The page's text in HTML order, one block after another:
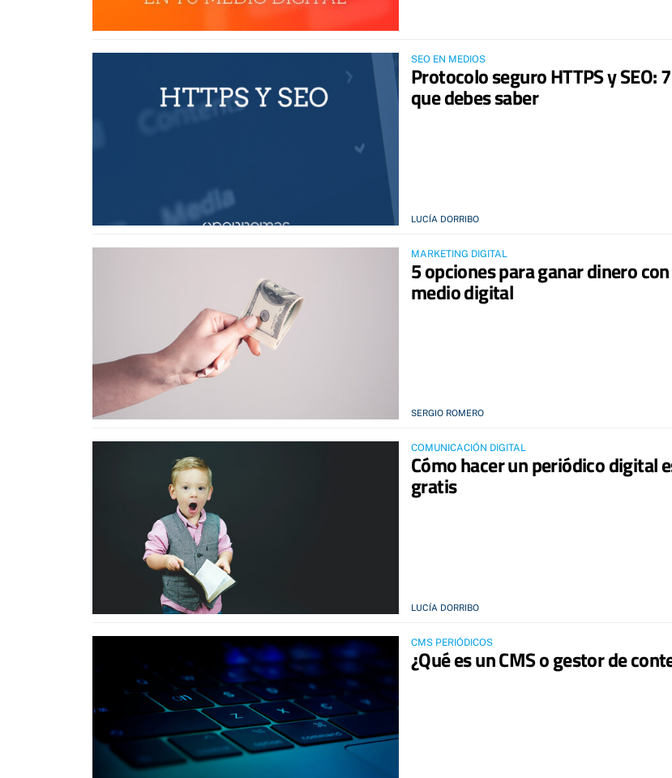
SEO EN MEDIOS
Protocolo seguro HTTPS y SEO:
que debes saber
LUCÍA DORRIBO
MARKETING DIGITAL
5 opciones para ganar dinero
medio digital
SERGIO ROMERO
COMUNICACIÓN DIGITAL
Cómo hacer un periódico digital
gratis
LUCÍA DORRIBO
CMS PERIÓDICOS
¿Qué es un CMS o gestor de